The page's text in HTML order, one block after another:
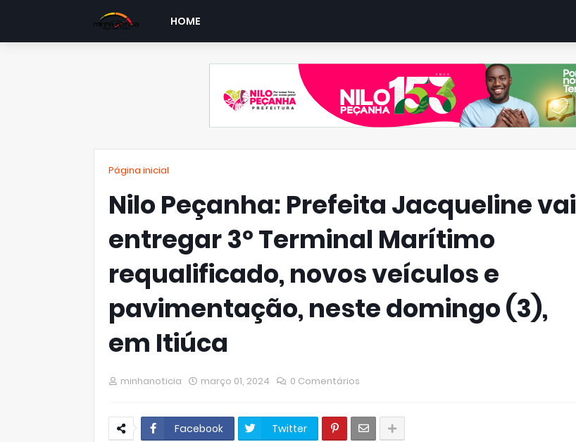
HOME
Página inicial
Nilo Peçanha: Prefeita Jacqueline vai
entregar 3º Terminal Marítimo
requalificado, novos veículos e
pavimentação, neste domingo (3),
em Itiúca
minhanoticia março 01, 2024 0 Comentários
Facebook Twitter